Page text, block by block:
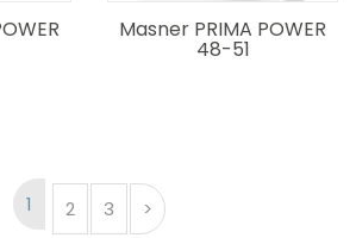
Masner PRIMA POWER
48-51
1 2 3 >